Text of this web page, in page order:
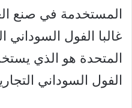
المستخدمة في صنع
غالبا الفول السوداني
المتحدة هو الذي
الفول السوداني